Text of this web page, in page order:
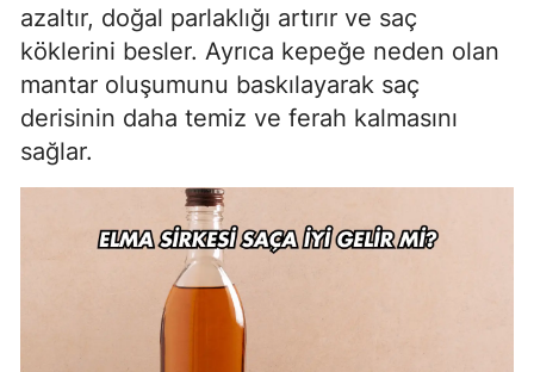
azaltır, doğal parlaklığı artırır ve saç
köklerini besler. Ayrıca kepeğe neden olan
mantar oluşumunu baskılayarak saç
derisinin daha temiz ve ferah kalmasını
sağlar.